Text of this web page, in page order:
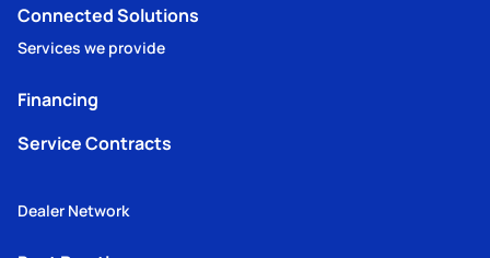
Connected Solutions
Services we provide
Financing
Service Contracts
Dealer Network